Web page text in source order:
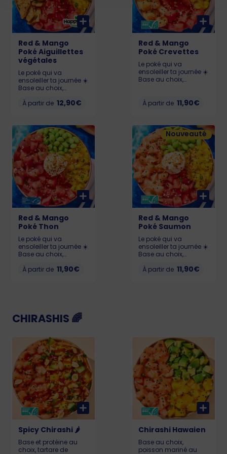
574 - MED : 768 - BIG :
1041
Red & Mango
Poké Aiguillettes
végétales
Le poké qui va
ensoleiller ta journée ☀️
Base au choix,
de mangue 🥭,
Végétales Happy Vore
délicieuses.
Allergènes : Gluten,
soja, lait, sésame
KCAL : LIL : 527 - MED :
694 - BIG : 938
À partir de 12,90€
Red & Mango
Poké Crevettes
Le poké qui va
ensoleiller ta journée ☀️
Base au choix,
Edamame, Cream
Cheese et Crevettes
Allergènes : Crustacés,
gluten, soja, lait,
sésame KCAL : LIL : 532
- MED : 633 - BIG : 844
À partir de 11,90€
Red & Mango
Poké Thon
Le poké qui va
ensoleiller ta journée ☀️
Base au choix,
de mangue 🥭,
sésame, sulfites KCAL
: LIL : 503 - MED : 673 -
À partir de 11,90€
Red & Mango
Poké Saumon
Le poké qui va
ensoleiller ta journée ☀️
Base au choix,
de mangue 🥭,
À partir de 11,90€
Nouveauté
CHIRASHIS 🌈
Spicy Chirashi 🌶️
Base et protéine au
choix, tartare de
Chirashi Hawaien
Base au choix,
poisson mariné au